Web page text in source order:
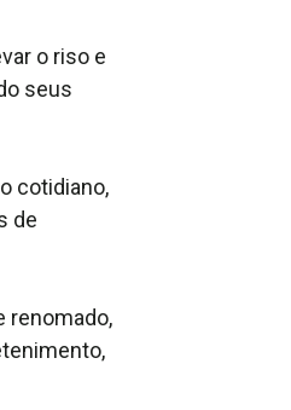
o riso e
seus
cotidiano,
de
renomado,